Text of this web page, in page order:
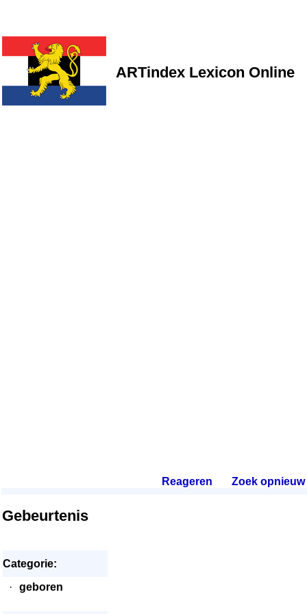
ARTindex Lexicon Online
Reageren Zoek opnieuw.
Gebeurtenis
Categorie:
·
geboren